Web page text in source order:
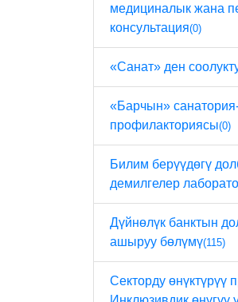
медициналык жана
консультация(0)
«Санат» ден
«Барчын»
профилакториясы(0)
Билим берүүдөгү
демилгелер
Дүйнөлүк банктын
ашыруу бөлүмү(115)
Секторду өнүктүрүү